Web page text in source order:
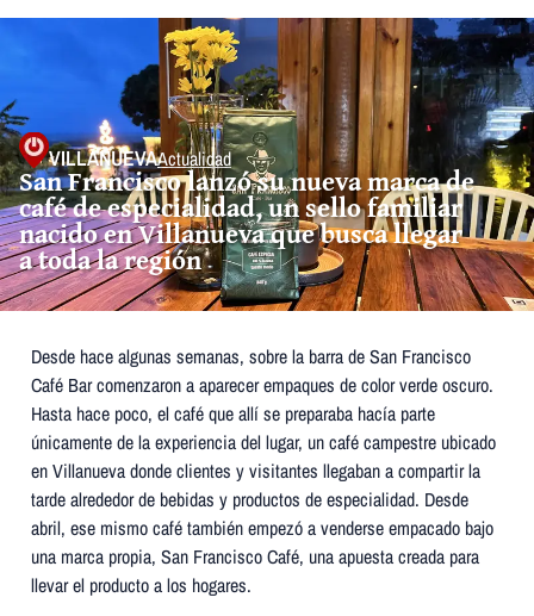
VILLANUEVAActualidad
San Francisco lanzó su nueva marca de
café de especialidad, un sello familiar
nacido en Villanueva que busca llegar
a toda la región
Desde hace algunas semanas, sobre la barra de San Francisco
Café Bar comenzaron a aparecer empaques de color verde oscuro.
Hasta hace poco, el café que allí se preparaba hacía parte
únicamente de la experiencia del lugar, un café campestre ubicado
en Villanueva donde clientes y visitantes llegaban a compartir la
tarde alrededor de bebidas y productos de especialidad. Desde
abril, ese mismo café también empezó a venderse empacado bajo
una marca propia, San Francisco Café, una apuesta creada para
llevar el producto a los hogares.